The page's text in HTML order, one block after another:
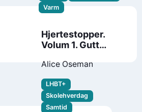
Varm
Hjertestopper.
Volum 1. Gutt
Alice Oseman
LHBT+
Skolehverdag
Samtid